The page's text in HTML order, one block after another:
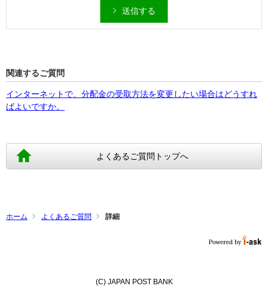
送信する
関連するご質問
インターネットで、分配金の受取方法を変更したい場合はどうすれ
ばよいですか。
よくあるご質問トップへ
ホーム よくあるご質問 詳細
(C) JAPAN POST BANK